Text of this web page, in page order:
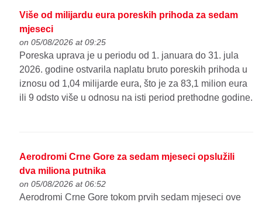
Više od milijardu eura poreskih prihoda za sedam
mjeseci
on 05/08/2026 at 09:25
Poreska uprava je u periodu od 1. januara do 31. jula
2026. godine ostvarila naplatu bruto poreskih prihoda u
iznosu od 1,04 milijarde eura, što je za 83,1 milion eura
ili 9 odsto više u odnosu na isti period prethodne godine.
Aerodromi Crne Gore za sedam mjeseci opslužili
dva miliona putnika
on 05/08/2026 at 06:52
Aerodromi Crne Gore tokom prvih sedam mjeseci ove